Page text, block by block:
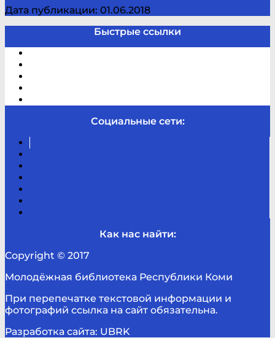
Дата публикации: 01.06.2018
Быстрые ссылки
Социальные сети:
Как нас найти:
Copyright © 2017
Молодёжная библиотека Республики Коми
При перепечатке текстовой информации и
фотографий ссылка на сайт обязательна.
Разработка сайта: UBRK